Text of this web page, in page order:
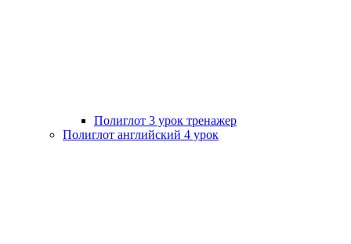
Полиглот 3 урок тренажер
Полиглот английский 4 урок